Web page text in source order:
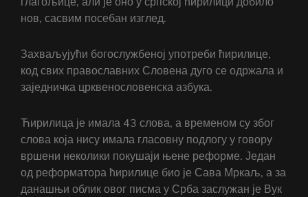
нов, сасвим посебан изглед.
Захваљујући богослужбеној употреби ћирилице,
код свих православних Словена дуго се одржала и
заједничка црквенословенска азбука.
Ћирилица је имала 43 слова, а временом су због
слова која нису имала гласовну подлогу у говору
вршени неколики покушаји њене реформе. Један
од реформатора ћирилице био је Сава Мркаљ, а за
данашњи облик овог писма у Срба заслужан је Вук